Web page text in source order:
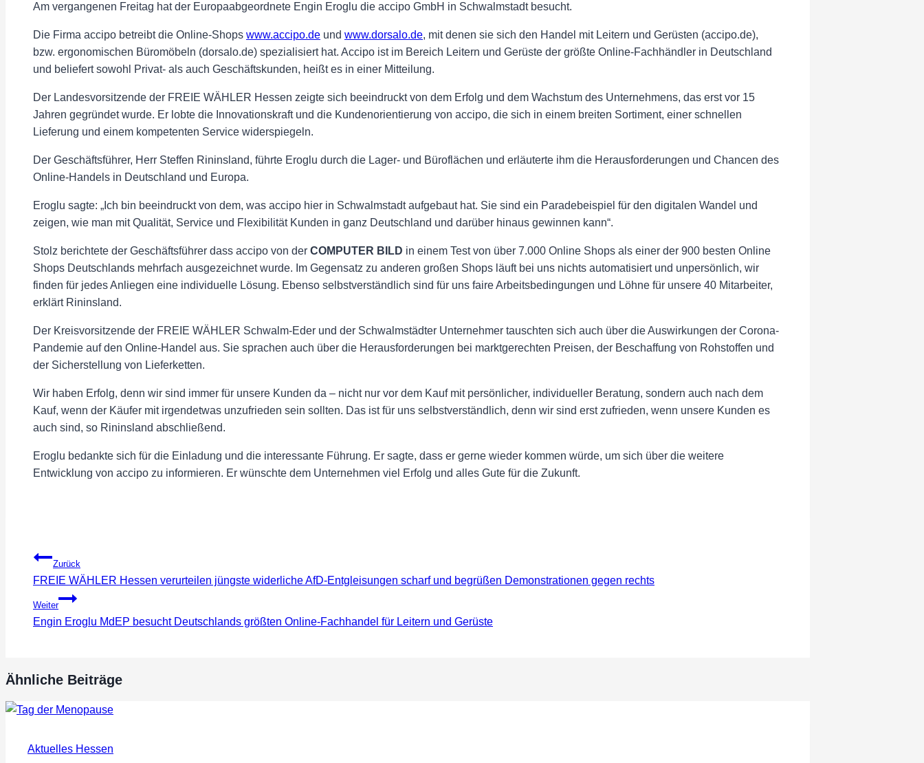
Am vergangenen Freitag hat der Europaabgeordnete Engin Eroglu die accipo GmbH in Schwalmstadt besucht.
Die Firma accipo betreibt die Online-Shops www.accipo.de und www.dorsalo.de, mit denen sie sich den Handel mit Leitern und Gerüsten (accipo.de),
bzw. ergonomischen Büromöbeln (dorsalo.de) spezialisiert hat. Accipo ist im Bereich Leitern und Gerüste der größte Online-Fachhändler in Deutschland
und beliefert sowohl Privat- als auch Geschäftskunden, heißt es in einer Mitteilung.
Der Landesvorsitzende der FREIE WÄHLER Hessen zeigte sich beeindruckt von dem Erfolg und dem Wachstum des Unternehmens, das erst vor 15
Jahren gegründet wurde. Er lobte die Innovationskraft und die Kundenorientierung von accipo, die sich in einem breiten Sortiment, einer schnellen
Lieferung und einem kompetenten Service widerspiegeln.
Der Geschäftsführer, Herr Steffen Rininsland, führte Eroglu durch die Lager- und Büroflächen und erläuterte ihm die Herausforderungen und Chancen des
Online-Handels in Deutschland und Europa.
Eroglu sagte: „Ich bin beeindruckt von dem, was accipo hier in Schwalmstadt aufgebaut hat. Sie sind ein Paradebeispiel für den digitalen Wandel und
zeigen, wie man mit Qualität, Service und Flexibilität Kunden in ganz Deutschland und darüber hinaus gewinnen kann“.
Stolz berichtete der Geschäftsführer dass accipo von der COMPUTER BILD in einem Test von über 7.000 Online Shops als einer der 900 besten Online
Shops Deutschlands mehrfach ausgezeichnet wurde. Im Gegensatz zu anderen großen Shops läuft bei uns nichts automatisiert und unpersönlich, wir
finden für jedes Anliegen eine individuelle Lösung. Ebenso selbstverständlich sind für uns faire Arbeitsbedingungen und Löhne für unsere 40 Mitarbeiter,
erklärt Rininsland.
Der Kreisvorsitzende der FREIE WÄHLER Schwalm-Eder und der Schwalmstädter Unternehmer tauschten sich auch über die Auswirkungen der Corona-
Pandemie auf den Online-Handel aus. Sie sprachen auch über die Herausforderungen bei marktgerechten Preisen, der Beschaffung von Rohstoffen und
der Sicherstellung von Lieferketten.
Wir haben Erfolg, denn wir sind immer für unsere Kunden da – nicht nur vor dem Kauf mit persönlicher, individueller Beratung, sondern auch nach dem
Kauf, wenn der Käufer mit irgendetwas unzufrieden sein sollten. Das ist für uns selbstverständlich, denn wir sind erst zufrieden, wenn unsere Kunden es
auch sind, so Rininsland abschließend.
Eroglu bedankte sich für die Einladung und die interessante Führung. Er sagte, dass er gerne wieder kommen würde, um sich über die weitere
Entwicklung von accipo zu informieren. Er wünschte dem Unternehmen viel Erfolg und alles Gute für die Zukunft.
Beitragsnavigation
Zurück
FREIE WÄHLER Hessen verurteilen jüngste widerliche AfD-Entgleisungen scharf und begrüßen Demonstrationen gegen rechts
Weiter
Engin Eroglu MdEP besucht Deutschlands größten Online-Fachhandel für Leitern und Gerüste
Ähnliche Beiträge
Aktuelles Hessen